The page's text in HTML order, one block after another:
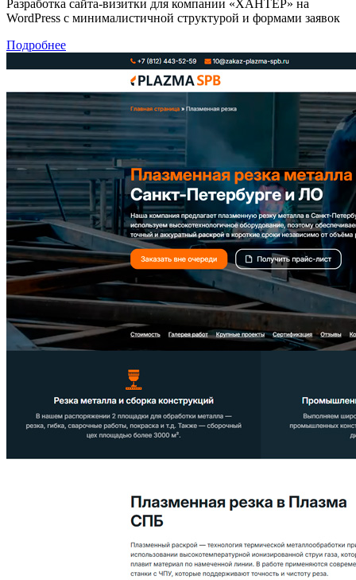
Разработка сайта-визитки для компании «ХАНТЕР» на
WordPress с минималистичной структурой и формами заявок
Подробнее